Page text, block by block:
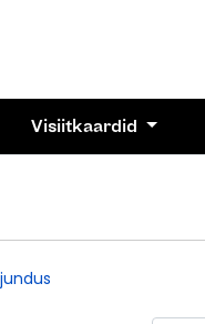
Visiitkaardid